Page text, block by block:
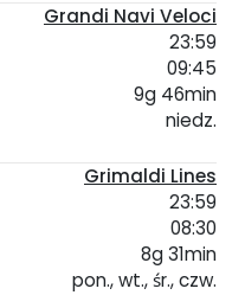
Grandi Navi Veloci
23:59
09:45
9g 46min
niedz.
Grimaldi Lines
23:59
08:30
8g 31min
pon., wt., śr., czw.